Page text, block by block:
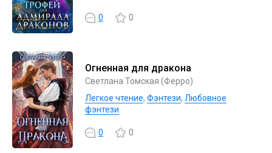
0 0
Огненная для дракона
Светлана Томская (Ферро)
Легкое чтение, Фэнтези, Любовное
фэнтези
0 0